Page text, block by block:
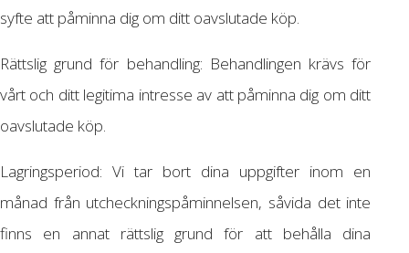
syfte att påminna dig om ditt oavslutade köp.
Rättslig grund för behandling: Behandlingen krävs för
vårt och ditt legitima intresse av att påminna dig om ditt
oavslutade köp.
Lagringsperiod: Vi tar bort dina uppgifter inom en
månad från utcheckningspåminnelsen, såvida det inte
finns en annat rättslig grund för att behålla dina